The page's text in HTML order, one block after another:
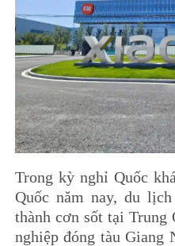
Trong kỳ nghỉ Quốc
Quốc năm nay, du
thành cơn sốt tại Trung
nghiệp đóng tàu Giang